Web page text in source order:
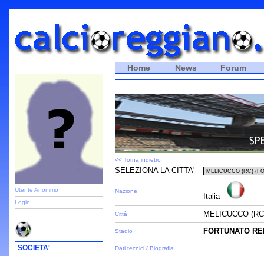
Utente Anonimo
Login
SOCIETA'
Home News Forum
<< Torna indietro
SELEZIONA LA CITTA'
Nazione
Italia
Città MELICUCCO
Stadio FORTUNATO
Dati tecnici / Biografia